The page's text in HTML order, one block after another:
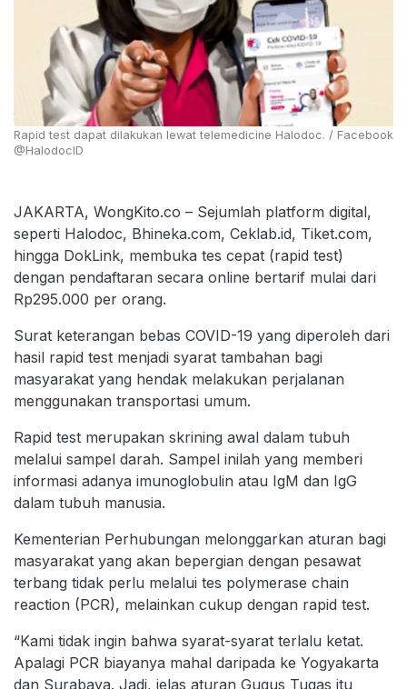
Rapid test dapat dilakukan lewat telemedicine Halodoc. / Facebook
@HalodocID
JAKARTA, WongKito.co – Sejumlah platform digital,
seperti Halodoc, Bhineka.com, Ceklab.id, Tiket.com,
hingga DokLink, membuka tes cepat (rapid test)
dengan pendaftaran secara online bertarif mulai dari
Rp295.000 per orang.
Surat keterangan bebas COVID-19 yang diperoleh dari
hasil rapid test menjadi syarat tambahan bagi
masyarakat yang hendak melakukan perjalanan
menggunakan transportasi umum.
Rapid test merupakan skrining awal dalam tubuh
melalui sampel darah. Sampel inilah yang memberi
informasi adanya imunoglobulin atau IgM dan IgG
dalam tubuh manusia.
Kementerian Perhubungan melonggarkan aturan bagi
masyarakat yang akan bepergian dengan pesawat
terbang tidak perlu melalui tes polymerase chain
reaction (PCR), melainkan cukup dengan rapid test.
“Kami tidak ingin bahwa syarat-syarat terlalu ketat.
Apalagi PCR biayanya mahal daripada ke Yogyakarta
dan Surabaya. Jadi, jelas aturan Gugus Tugas itu